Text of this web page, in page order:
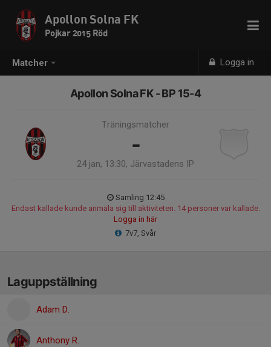
Matcher Logga in
Apollon Solna FK
Pojkar 2015 Röd
Apollon Solna FK - BP 15-4
Träningsmatcher
-
24 jan, 13:30, Järvastadens IP
Samling 12:45
Endast kallade kunde anmäla sig till aktiviteten. 14 personer var kallade.
Logga in här
7v7, Svår
Laguppställning
Adam D.
Anthony R.